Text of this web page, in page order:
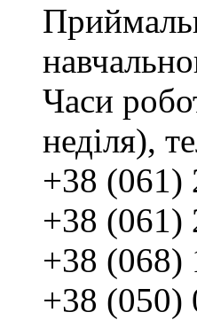
Часи
неділя),
+38 (061)
+38 (061)
+38 (068)
+38 (050)